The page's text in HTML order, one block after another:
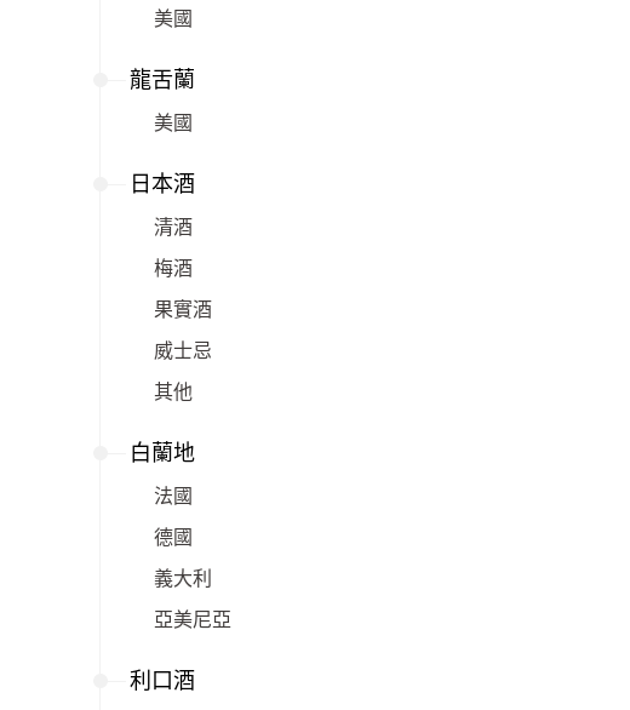
美國
龍舌蘭
美國
日本酒
清酒
梅酒
果實酒
威士忌
其他
白蘭地
法國
德國
義大利
亞美尼亞
利口酒